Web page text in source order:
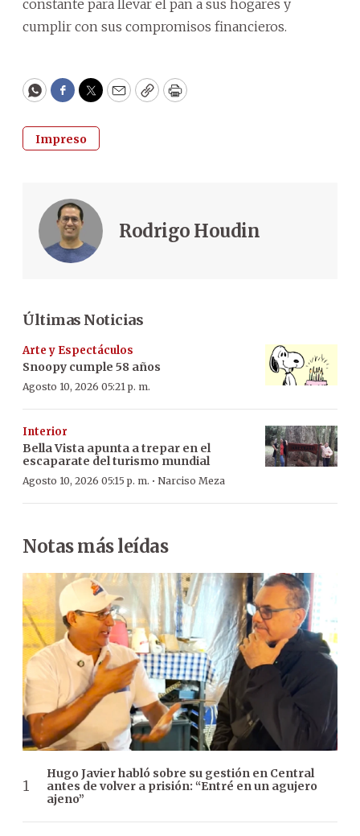
constante para llevar el pan a sus hogares y
cumplir con sus compromisos financieros.
WhatsApp
Facebook
Twitter
EmailCopyPrint
Impreso
Rodrigo Houdin
Últimas Noticias
Arte y Espectáculos
Snoopy cumple 58 años
Agosto 10, 2026 05:21 p. m.
Interior
Bella Vista apunta a trepar en el
escaparate del turismo mundial
Agosto 10, 2026 05:15 p. m. · Narciso Meza
Notas más leídas
Hugo Javier habló sobre su gestión en Central
antes de volver a prisión: “Entré en un agujero
ajeno”